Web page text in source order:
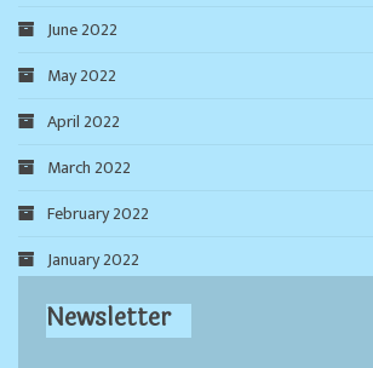
June 2022
May 2022
April 2022
March 2022
February 2022
January 2022
Newsletter